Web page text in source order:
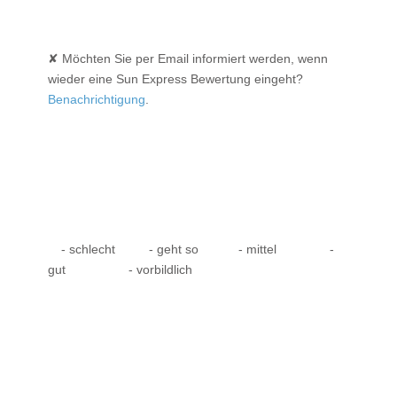
✘ Möchten Sie per Email informiert werden, wenn
wieder eine Sun Express Bewertung eingeht?
Benachrichtigung
- schlecht - geht so - mittel
-
gut
- vorbildlich